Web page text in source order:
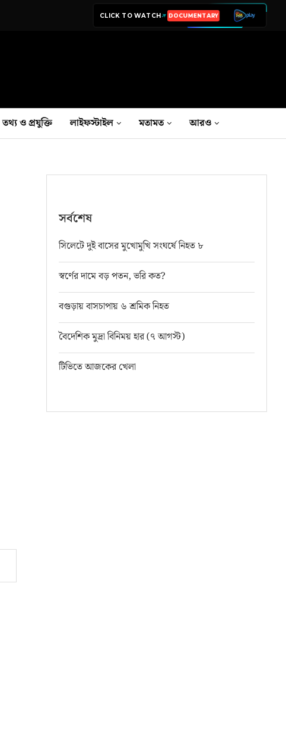
CLICK TO WATCH LIVE TV
তথ‍্য ও প্রযুক্তি লাইফস্টাইল মতামত আরও
সর্বশেষ
সিলেটে দুই বাসের মুখোমুখি সংঘর্ষে নিহত ৮
স্বর্ণের দামে বড় পতন, ভরি কত?
বগুড়ায় বাসচাপায় ৬ শ্রমিক নিহত
বৈদেশিক মুদ্রা বিনিময় হার (৭ আগস্ট)
টিভিতে আজকের খেলা